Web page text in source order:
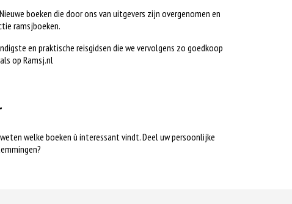
boeken die door ons van uitgevers zijn overgenomen en
ramsjboeken.
en praktische reisgidsen die we vervolgens zo goedkoop
op Ramsj.nl
welke boeken ù interessant vindt. Deel uw persoonlijke